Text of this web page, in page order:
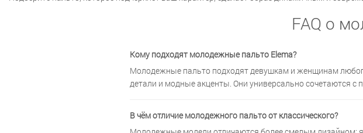
FAQ о
Кому подходят молодежные пальто Elema?
Молодежные пальто подходят девушкам и женщинам
детали и модные акценты. Они универсально сочетаются
В чём отличие молодежного пальто от классического?